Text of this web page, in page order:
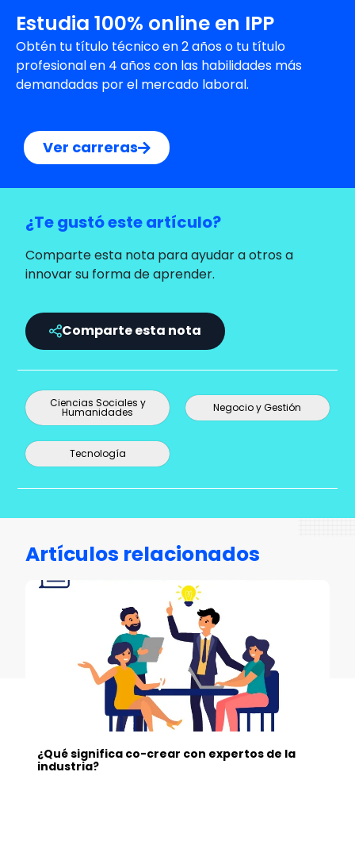
Estudia 100% online en IPP
Obtén tu título técnico en 2 años o tu título
profesional en 4 años con las habilidades más
demandadas por el mercado laboral.
Ver carreras
¿Te gustó este artículo?
Comparte esta nota para ayudar a otros a
innovar su forma de aprender.
Comparte esta nota
Ciencias Sociales y
Humanidades Negocio y Gestión
Tecnología
Artículos relacionados
¿Qué significa co-crear con expertos de la
industria?